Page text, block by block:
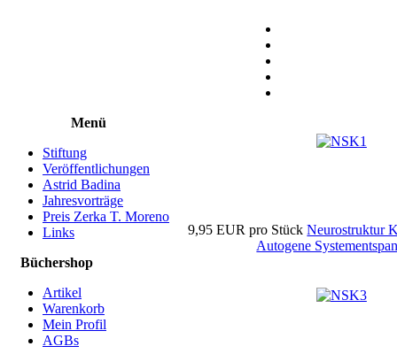
Menü
Stiftung
Veröffentlichungen
Astrid Badina
Jahresvorträge
Preis Zerka T. Moreno
Links
Büchershop
Artikel
Warenkorb
Mein Profil
AGBs
9,95 EUR pro Stück Neurostruktur
Autogene